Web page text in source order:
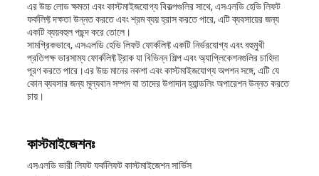
এর উচ্চ লোড ক্ষমতা এবং কাস্টমাইজযোগ্য বিকল্পগুলির সাথে, এসএলডি হেভি লিফট
ফর্কলিফ্ট দক্ষতা উন্নত করতে এবং শ্রম ব্যয় হ্রাস করতে পারে, এটি ব্যবসায়ের জন্য
একটি ব্যয়বহুল পছন্দ করে তোলে।
সামগ্রিকভাবে, এসএলডি হেভি লিফট ফোর্কলিফ্ট একটি নির্ভরযোগ্য এবং বহুমুখী
প্রতিপক্ষ ভারসাম্য ফোর্কলিফ্ট ট্রাক যা বিভিন্ন শিল্প এবং অ্যাপ্লিকেশনগুলির চাহিদা
পূরণ করতে পারে।এর উচ্চ মানের নকশা এবং কাস্টমাইজযোগ্য অপশন সঙ্গে, এটি যে
কোন ব্যবসার জন্য মূল্যবান সম্পদ যা তাদের উপাদান হ্যান্ডলিং অপারেশন উন্নত করতে
চায়।
কাস্টমাইজেশনঃ
এসএলডি ভারী লিফট ফর্কলিফট কাস্টমাইজেশন সার্ভিস